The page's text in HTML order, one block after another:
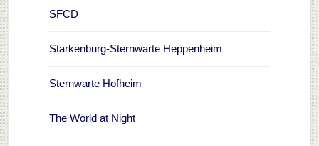
SFCD
Starkenburg-Sternwarte Heppenheim
Sternwarte Hofheim
The World at Night